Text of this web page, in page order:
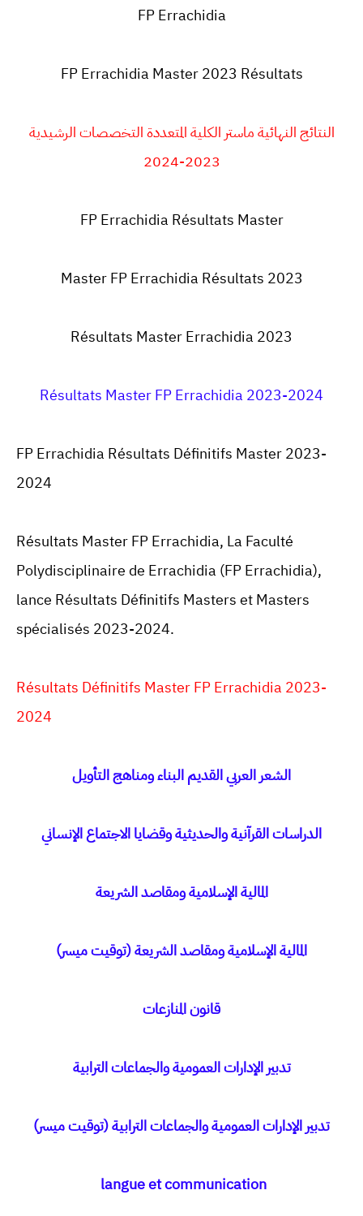
FP Errachidia
FP Errachidia Master 2023 Résultats
النتائج النهائية ماستر الكلية المتعددة التخصصات الرشيدية
2023-2024
FP Errachidia Résultats Master
Master FP Errachidia Résultats 2023
Résultats Master Errachidia 2023
Résultats Master FP Errachidia 2023-2024
FP Errachidia Résultats Définitifs Master 2023-
2024
Résultats MasterFP Errachidia, La Faculté
Polydisciplinaire de Errachidia (FP Errachidia),
lance Résultats Définitifs Masters et Masters
spécialisés 2023-2024.
Résultats Définitifs Master FP Errachidia 2023-
2024
الشعر العربي القديم البناء ومناهج التأويل
الدراسات القرآنية والحديثية وقضايا الاجتماع الإنساني
المالية الإسلامية ومقاصد الشريعة
المالية الإسلامية ومقاصد الشريعة (توقيت ميسر)
قانون المنازعات
تدبير الإدارات العمومية والجماعات الترابية
تدبير الإدارات العمومية والجماعات الترابية (توقيت ميسر)
langue et communication